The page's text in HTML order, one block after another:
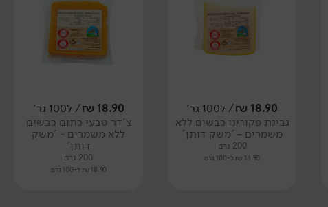
18.90
₪/ ל100 גר'
גבינת פקורינו כבשים ללא
משמרים - 'משק דותן'
200 גרם
18.90 ₪ ל-100 גרם
18.90
₪/ ל100 גר'
צ'דר טבעי כתום כבשים
ללא משמרים - 'משק
דותן'
200 גרם
18.90 ₪ ל-100 גרם